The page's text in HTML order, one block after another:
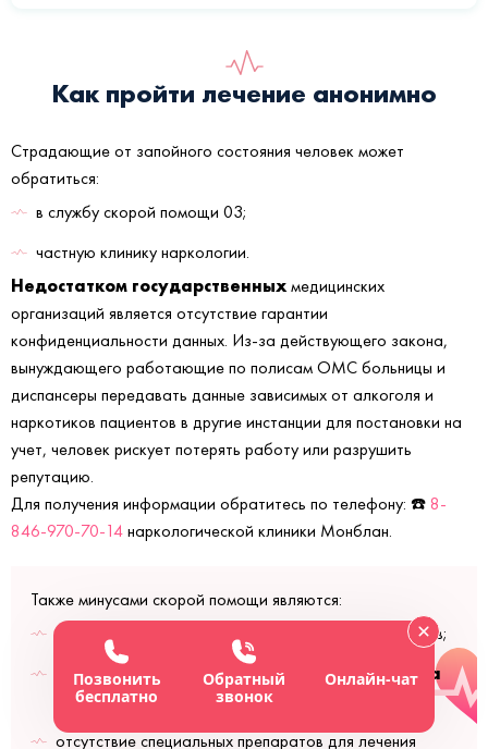
Как пройти лечение анонимно
Страдающие от запойного состояния человек может
обратиться:
в службу скорой помощи 03;
частную клинику наркологии.
Недостатком государственныхмедицинских
организаций является отсутствие гарантии
конфиденциальности данных. Из-за действующего закона,
вынуждающего работающие по полисам ОМС больницы и
диспансеры передавать данные зависимых от алкоголя и
наркотиков пациентов в другие инстанции для постановки на
учет, человек рискует потерять работу или разрушить
репутацию.
Для получения информации обратитесь по телефону: ☎️ 8-
846-970-70-14 наркологической клиники Монблан.
Также минусами скорой помощи являются:
прибытие к пациенту в течение полутора-двух часов;
присутствие в бригаде терапевтов и фельдшеров,
а
ненаркологов;
отсутствие специальных препаратов для лечения
Позвонить
бесплатно
Обратный
звонок
Онлайн-чат